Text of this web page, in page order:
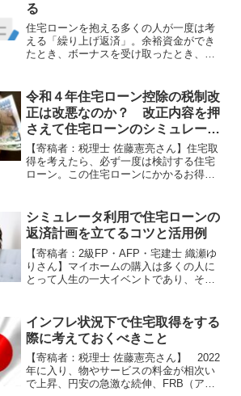
る
住宅ローンを抱える多くの人が一度は考
える「繰り上げ返済」。余裕資金ができ
たとき、ボーナスを受け取ったとき、
り上げ返済が常に最適な選択とは限りま
せん。本記事では、様々な要...
令和４年住宅ローン控除の税制改
正は改悪なのか？ 改正内容を押
さえて住宅ローンのシミュレーシ
ョンをしてみよう
【寄稿者：税理士 佐藤憲亮さん】住宅取
得を考えたら、必ず一度は検討する住宅
ローン。この住宅ローンにかかるお得な
あり、令和４年においても大きな改正が
ありました。令和４年改...
シミュレータ利用で住宅ローンの
返済計画を立てるコツと活用例
【寄稿者：2級FP・AFP・宅建士 織瀬ゆ
りさん】マイホームの購入は多くの人に
とって人生の一大イベントであり、そこ
きちんと完済できるだろうか」「月々の
返済額が気になる」...
インフレ状況下で住宅取得をする
際に考えておくべきこと
【寄稿者：税理士 佐藤憲亮さん】 2022
年に入り、物やサービスの料金が相次い
で上昇、円安の急激な続伸、FRB（アメ